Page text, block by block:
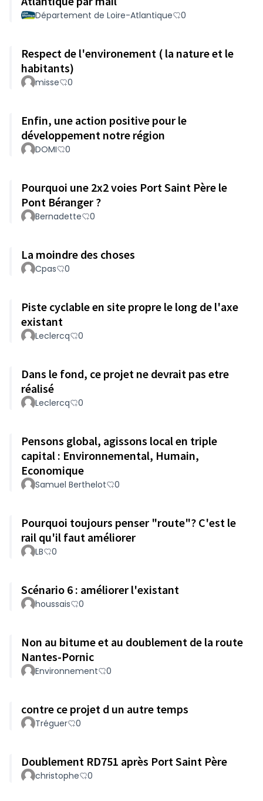
Département de Loire-Atlantique 0
Respect de l'environement ( la nature et le
habitants)
misse 0
Enfin, une action positive pour le
développement notre région
DOMI 0
Pourquoi une 2x2 voies Port Saint Père le
Pont Béranger ?
Bernadette 0
La moindre des choses
Cpas 0
Piste cyclable en site propre le long de l'axe
existant
Leclercq 0
Dans le fond, ce projet ne devrait pas etre
réalisé
Leclercq 0
Pensons global, agissons local en triple
capital : Environnemental, Humain,
Economique
Samuel Berthelot 0
Pourquoi toujours penser "route"? C'est le
rail qu'il faut améliorer
LB 0
Scénario 6 : améliorer l'existant
houssais 0
Non au bitume et au doublement de la route
Nantes-Pornic
Environnement 0
contre ce projet d un autre temps
Tréguer 0
Doublement RD751 après Port Saint Père
christophe 0